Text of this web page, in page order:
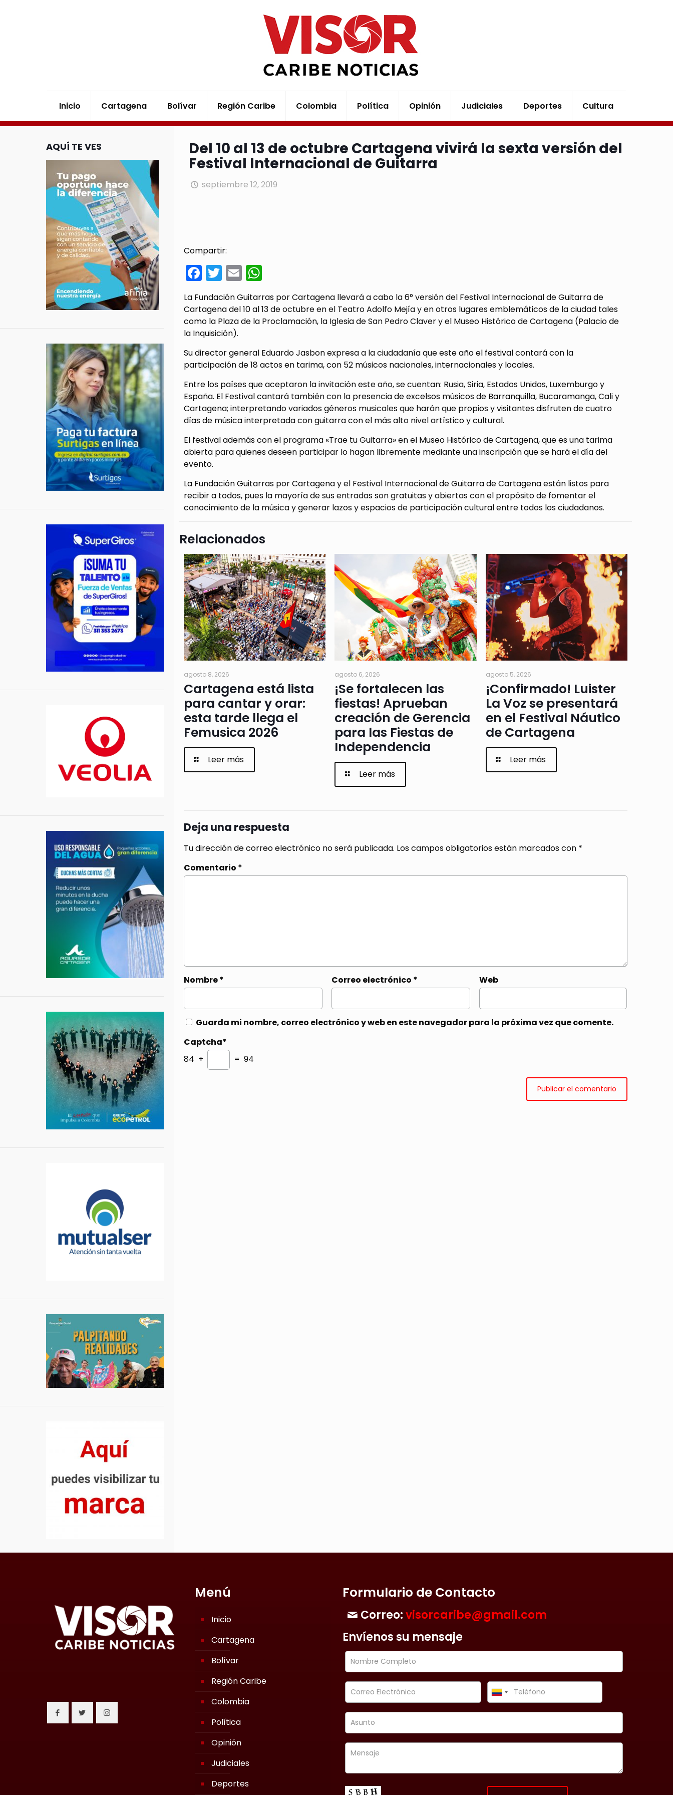
Inicio Cartagena Bolívar Región Caribe Colombia Política Opinión Judiciales Deportes Cultura
Del 10 al 13 de octubre Cartagena vivirá la sexta versión del
Festival Internacional de Guitarra
septiembre 12, 2019
Compartir:
Facebook
Twitter
Email
La Fundación Guitarras por Cartagena llevará a cabo la 6° versión del Festival Internacional de Guitarra de
Cartagena del 10 al 13 de octubre en el Teatro Adolfo Mejía y en otros lugares emblemáticos de la ciudad tales
como la Plaza de la Proclamación, la Iglesia de San Pedro Claver y el Museo Histórico de Cartagena (Palacio de
la Inquisición).
Su director general Eduardo Jasbon expresa a la ciudadanía que este año el festival contará con la
participación de 18 actos en tarima, con 52 músicos nacionales, internacionales y locales.
Entre los países que aceptaron la invitación este año, se cuentan: Rusia, Siria, Estados Unidos, Luxemburgo y
España. El Festival cantará también con la presencia de excelsos músicos de Barranquilla, Bucaramanga, Cali y
Cartagena; interpretando variados géneros musicales que harán que propios y visitantes disfruten de cuatro
días de música interpretada con guitarra con el más alto nivel artístico y cultural.
El festival además con el programa «Trae tu Guitarra» en el Museo Histórico de Cartagena, que es una tarima
abierta para quienes deseen participar lo hagan libremente mediante una inscripción que se hará el día del
evento.
La Fundación Guitarras por Cartagena y el Festival Internacional de Guitarra de Cartagena están listos para
recibir a todos, pues la mayoría de sus entradas son gratuitas y abiertas con el propósito de fomentar el
conocimiento de la música y generar lazos y espacios de participación cultural entre todos los ciudadanos.
Relacionados
agosto 8, 2026
Cartagena está lista
para cantar y orar:
esta tarde llega el
Femusica 2026
Leer más
agosto 6, 2026
¡Se fortalecen las
fiestas! Aprueban
creación de Gerencia
para las Fiestas de
Independencia
Leer más
agosto 5, 2026
¡Confirmado! Luister
La Voz se presentará
en el Festival Náutico
de Cartagena
Leer más
Deja una respuesta
Tu dirección de correo electrónico no será publicada. Los campos obligatorios están marcados con *
Comentario *
Nombre* Correo electrónico * Web
Guarda mi nombre, correo electrónico y web en este navegador para la próxima vez que comente.
Captcha*
84 +
= 94
AQUÍ TE VES
Menú
Inicio
Cartagena
Bolívar
Región Caribe
Colombia
Política
Opinión
Judiciales
Deportes
Formulario de Contacto
Correo:visorcaribe@gmail.com
Envíenos su mensaje